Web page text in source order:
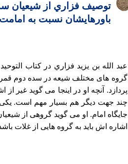
توصيف فزاري از شيعيان
باورهايشان نسبت به امامت
عبد الله بن يزيد فزاري در کتاب
گروه های مختلف شيعه در سده دوم
پردازد. آنچه او در اينجا می گويد غير از
چند جهت ديگر هم بسيار مهم است. يکی
جايگاه امام. او می گويد گروهی از
اشاره اش بايد به گروه هایی از غلات